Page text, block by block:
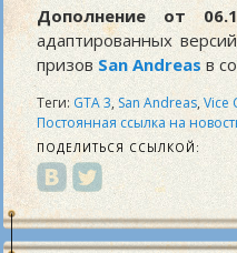
Дополнение от
адаптированных
призовSan Andreas в
Теги: GTA 3,San Andreas,Vice
Постоянная ссылка на
ПОДЕЛИТЬСЯ ССЫЛКОЙ: